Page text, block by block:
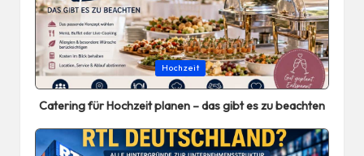
Posted
in
Hochzeit
Catering für Hochzeit planen – das gibt es zu beachten